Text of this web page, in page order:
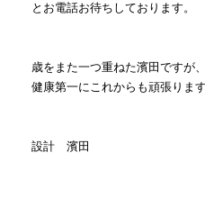
とお電話お待ちしております。
歳をまた一つ重ねた濱田ですが、
健康第一にこれからも頑張りま
設計 濱田